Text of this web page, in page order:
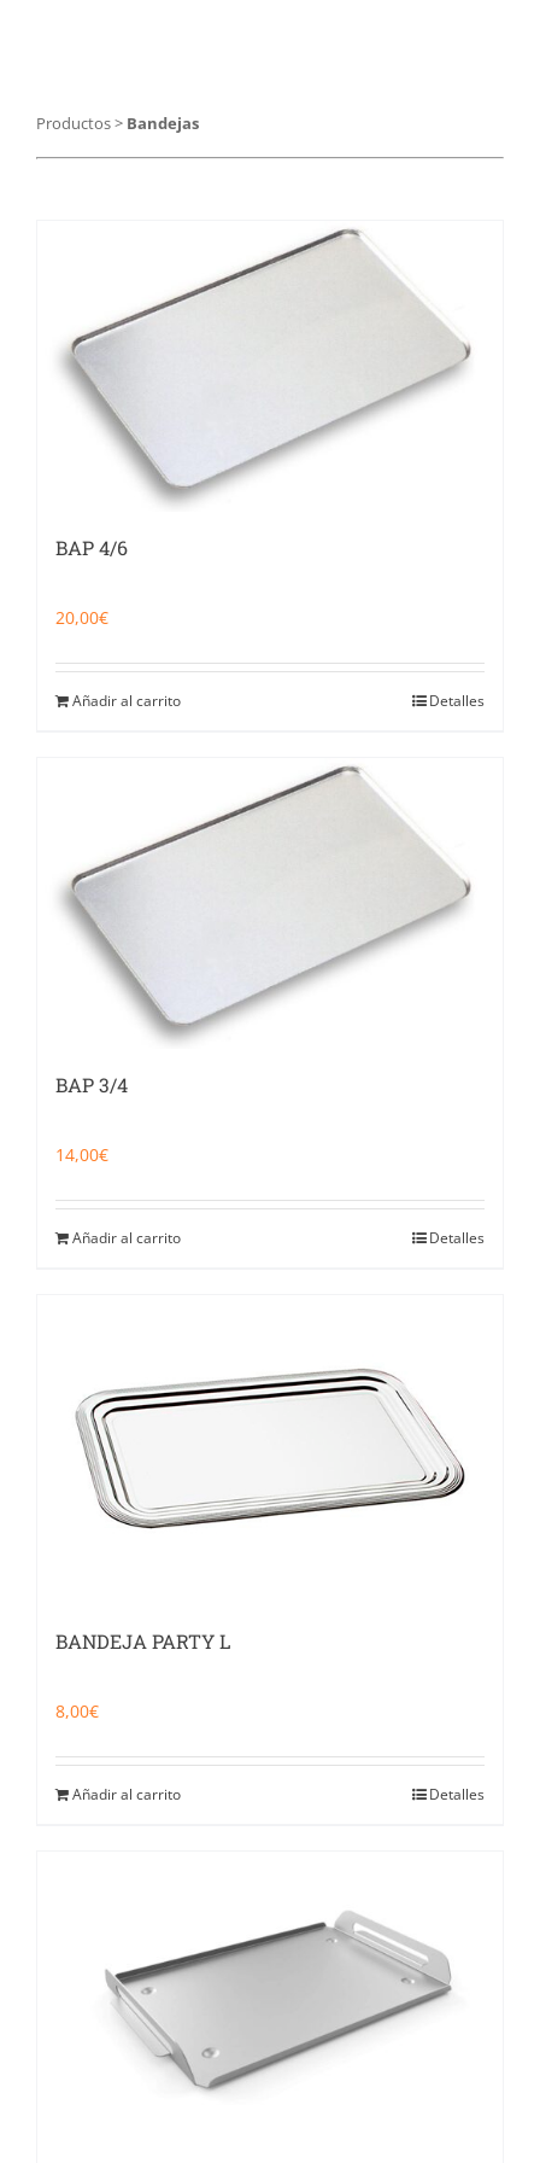
91 629 17 10
Productos> Bandejas
BAP 4/6
20,00€
Añadir al carrito Detalles
BAP 3/4
14,00€
Añadir al carrito Detalles
BANDEJA PARTY L
8,00€
Añadir al carrito Detalles